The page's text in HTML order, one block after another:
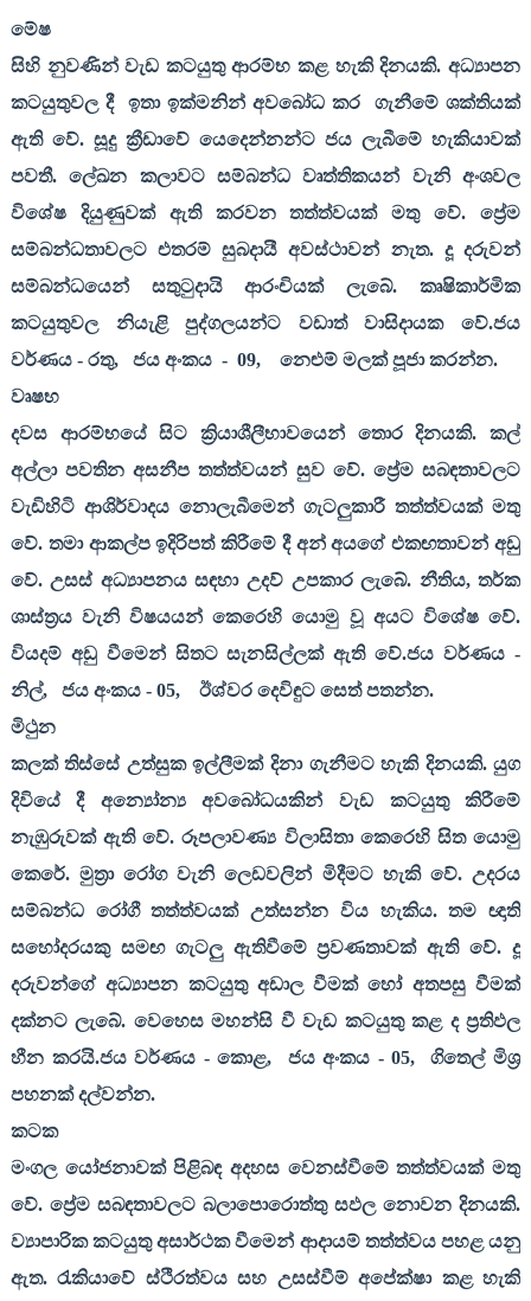
මේෂ
සිහි නුවණින් වැඩ කටයුතු ආරම්භ කළ හැකි දිනයකි. අධ්‍යාපන
කටයුතුවල දී
ඉතා ඉක්මනින් අවබෝධ කර
ගැනීමේ ශක්තියක්
ඇති වේ. සූදු ක්‍රීඩාවේ යෙදෙන්නන්ට ජය ලැබීමේ හැකියාවක්
පවතී. ලේඛන කලාවට සම්බන්ධ වෘත්තිකයන් වැනි අංශවල
විශේෂ දියුණුවක් ඇති කරවන තත්ත්වයක් මතු වේ. ප්‍රේම
සම්බන්ධතාවලට එතරම් සුබදායී අවස්ථාවන් නැත. දූ දරුවන්
සම්බන්ධයෙන් සතුටුදායි ආරංචියක් ලැබේ. කෘෂිකාර්මික
කටයුතුවල නියැළි පුද්ගලයන්ට වඩාත් වාසිදායක වේ.ජය
වර්ණය - රතු, ජය අංකය - 09,
නෙළුම් මලක් පූජා කරන්න.
වෘෂභ
දවස ආරම්භයේ සිට ක්‍රියාශීලීභාවයෙන් තොර දිනයකි. කල්
අල්ලා පවතින අසනීප තත්ත්වයන් සුව වේ. ප්‍රේම සබඳතාවලට
වැඩිහිටි ආශිර්වාදය නොලැබීමෙන් ගැටලුකාරී තත්ත්වයක් මතු
වේ. තමා ආකල්ප ඉදිරිපත් කිරීමේ දී අන් අයගේ එකඟතාවන් අඩු
වේ. උසස් අධ්‍යාපනය සඳහා උදව් උපකාර ලැබේ. නීතිය,තර්ක
ශාස්ත්‍රය වැනි විෂයයන් කෙරෙහි යොමු වූ අයට විශේෂ වේ.
වියදම් අඩු වීමෙන් සිතට සැනසිල්ලක් ඇති වේ.ජය වර්ණය -
නිල්, ජය අංකය - 05,
ඊශ්වර දෙවිඳුට සෙත් පතන්න.
මිථුන
කලක් තිස්සේ උත්සුක ඉල්ලීමක් දිනා ගැනීමට හැකි දිනයකි. යුග
දිවියේ දී අන්‍යෝන්‍ය අවබෝධයකින් වැඩ කටයුතු කිරීමේ
නැඹුරුවක් ඇති වේ. රූපලාවණ්‍ය විලාසිතා කෙරෙහි සිත යොමු
කෙරේ. මුත්‍රා රෝග වැනි ලෙඩවලින් මිදීමට හැකි වේ. උදරය
සම්බන්ධ රෝගී තත්ත්වයක් උත්සන්න විය හැකිය. තම ඥාති
සහෝදරයකු සමඟ ගැටලු ඇතිවීමේ ප්‍රවණතාවක් ඇති වේ. දූ
දරුවන්ගේ අධ්‍යාපන කටයුතු අඩාල වීමක් හෝ අතපසු වීමක්
දක්නට ලැබේ. වෙහෙස මහන්සි වී වැඩ කටයුතු කළ ද ප්‍රතිඵල
හීන කරයි.ජය වර්ණය - කොළ, ජය අංකය -05,
ගිතෙල් මිශ්‍ර
පහනක් දල්වන්න.
කටක
මංගල යෝජනාවක් පිළිබඳ අදහස වෙනස්වීමේ තත්ත්වයක් මතු
වේ. ප්‍රේම සබඳතාවලට බලාපොරොත්තු සඵල නොවන දිනයකි.
ව්‍යාපාරික කටයුතු අසාර්ථක වීමෙන් ආදායම් තත්ත්වය පහළ යනු
ඇත. රැකියාවේ ස්ථිරත්වය සහ උසස්වීම් අපේක්ෂා කළ හැකි